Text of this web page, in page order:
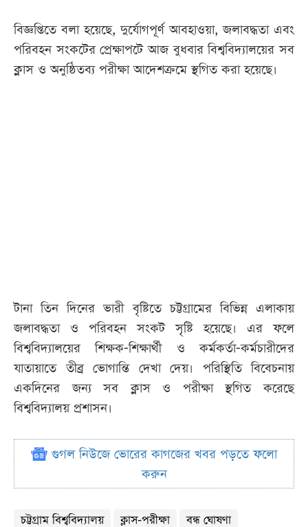
বিজ্ঞপ্তিতে বলা হয়েছে, দুর্যোগপূর্ণ আবহাওয়া, জলাবদ্ধতা এবং
পরিবহন সংকটের প্রেক্ষাপটে আজ বুধবার বিশ্ববিদ্যালয়ের সব
ক্লাস ও অনুষ্ঠিতব্য পরীক্ষা আদেশক্রমে স্থগিত করা হয়েছে।
টানা তিন দিনের ভারী বৃষ্টিতে চট্টগ্রামের বিভিন্ন এলাকায়
জলাবদ্ধতা ও পরিবহন সংকট সৃষ্টি হয়েছে। এর ফলে
বিশ্ববিদ্যালয়ের শিক্ষক-শিক্ষার্থী ও কর্মকর্তা-কর্মচারীদের
যাতায়াতে তীব্র ভোগান্তি দেখা দেয়। পরিস্থিতি বিবেচনায়
একদিনের জন্য সব ক্লাস ও পরীক্ষা স্থগিত করেছে
বিশ্ববিদ্যালয় প্রশাসন।
গুগল নিউজে ভোরের কাগজের খবর পড়তে ফলো
করুন
চট্টগ্রাম বিশ্ববিদ্যালয় ক্লাস-পরীক্ষা বন্ধ ঘোষণা